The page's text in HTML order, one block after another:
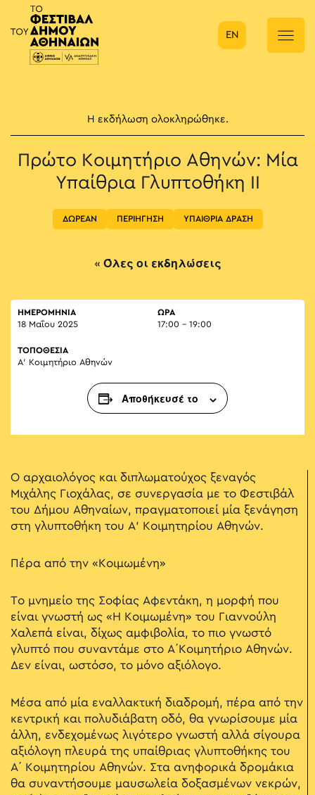
Κύρια πλοήγηση
EN
Η εκδήλωση ολοκληρώθηκε.
Πρώτο Κοιμητήριο Αθηνών: Μία
Υπαίθρια Γλυπτοθήκη II
ΔΩΡΕΑΝ ΠΕΡΙΗΓΗΣΗ ΥΠΑΙΘΡΙΑ ΔΡΑΣΗ
« Όλες οι εκδηλώσεις
ΗΜΕΡΟΜΗΝΙΑ
18 Μαΐου 2025
ΏΡΑ
17:00 - 19:00
ΤΟΠΟΘΕΣΙΑ
Α’ Κοιμητήριο Αθηνών
Αποθήκευσέ το
Ο αρχαιολόγος και διπλωματούχος ξεναγός
Μιχάλης Γιοχάλας, σε συνεργασία με το Φεστιβάλ
του Δήμου Αθηναίων, πραγματοποιεί μία ξενάγηση
στη γλυπτοθήκη του Α' Κοιμητηρίου Αθηνών.
Πέρα από την «Κοιμωμένη»
Το μνημείο της Σοφίας Αφεντάκη, η μορφή που
είναι γνωστή ως «Η Κοιμωμένη» του Γιαννούλη
Χαλεπά είναι, δίχως αμφιβολία, το πιο γνωστό
γλυπτό που συναντάμε στο Α΄Κοιμητήριο Αθηνών.
Δεν είναι, ωστόσο, το μόνο αξιόλογο.
Μέσα από μία εναλλακτική διαδρομή, πέρα από την
κεντρική και πολυδιάβατη οδό, θα γνωρίσουμε μία
άλλη, ενδεχομένως λιγότερο γνωστή αλλά σίγουρα
αξιόλογη πλευρά της υπαίθριας γλυπτοθήκης του
Α΄ Κοιμητηρίου Αθηνών. Στα ανηφορικά δρομάκια
θα συναντήσουμε μαυσωλεία δοξασμένων νεκρών,